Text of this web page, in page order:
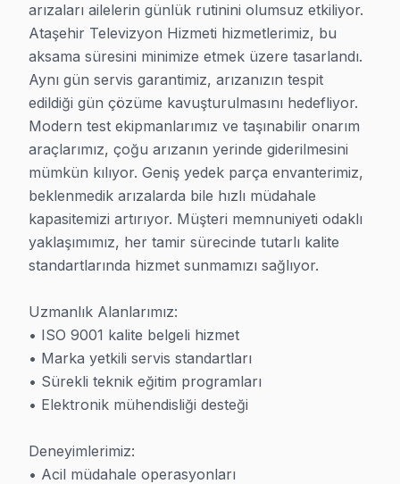
· Ataşehir Panasonic Servisi
· Ataşehir Toshiba Servisi
· Ataşehir Sharp Servisi
· Ataşehir TCL Servisi
· Ataşehir Hisense Servisi
· Ataşehir Telefunken Servisi
· Ataşehir JVC Servisi
· Ataşehir Hitachi Servisi
· Ataşehir Finlux Servisi
· Ataşehir Skyworth Servisi
· Ataşehir Sunny Servisi
· Ataşehir Onvo Servisi
İstanbul Diğer İlçe Servisleri
arızaları ailelerin günlük rutinini olumsuz etkiliyor.
Ataşehir Televizyon Hizmeti hizmetlerimiz, bu
aksama süresini minimize etmek üzere tasarlandı.
Aynı gün servis garantimiz, arızanızın tespit
edildiği gün çözüme kavuşturulmasını hedefliyor.
Modern test ekipmanlarımız ve taşınabilir onarım
araçlarımız, çoğu arızanın yerinde giderilmesini
mümkün kılıyor. Geniş yedek parça envanterimiz,
beklenmedik arızalarda bile hızlı müdahale
kapasitemizi artırıyor. Müşteri memnuniyeti odaklı
yaklaşımımız, her tamir sürecinde tutarlı kalite
standartlarında hizmet sunmamızı sağlıyor.
Uzmanlık Alanlarımız:
• ISO 9001 kalite belgeli hizmet
• Marka yetkili servis standartları
• Sürekli teknik eğitim programları
• Elektronik mühendisliği desteği
Deneyimlerimiz:
• Acil müdahale operasyonları